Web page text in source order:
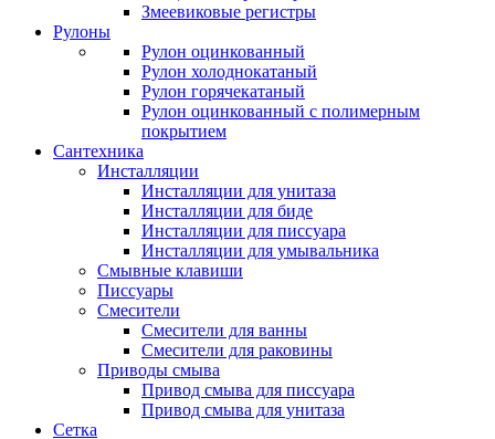
Змеевиковые регистры
Рулоны
Рулон оцинкованный
Рулон холоднокатаный
Рулон горячекатаный
Рулон оцинкованный с полимерным
покрытием
Сантехника
Инсталляции
Инсталляции для унитаза
Инсталляции для биде
Инсталляции для писсуара
Инсталляции для умывальника
Смывные клавиши
Писсуары
Смесители
Смесители для ванны
Смесители для раковины
Приводы смыва
Привод смыва для писсуара
Привод смыва для унитаза
Сетка